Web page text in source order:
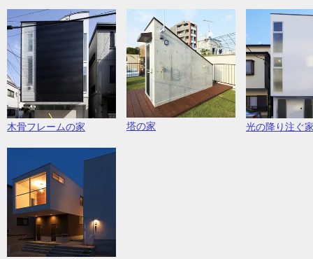
木骨フレームの家 塔の家 光の降り注ぐ